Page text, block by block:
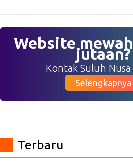
Website
jutaan?
Kontak Suluh
Selengkapnya
Terbaru